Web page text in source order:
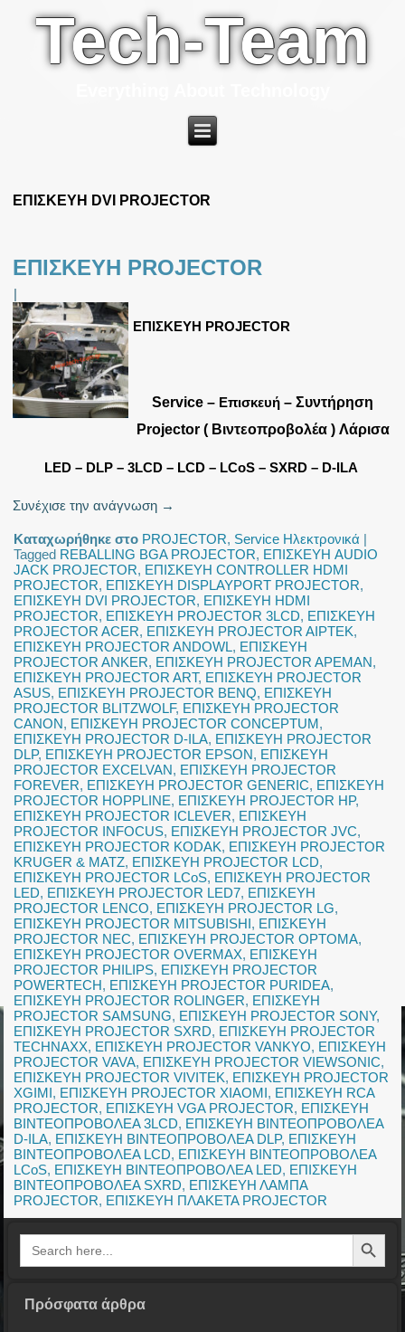
Tech-Team
ΕΠΙΣΚΕΥΗ DVI PROJECTOR
ΕΠΙΣΚΕΥΗ PROJECTOR
|
ΕΠΙΣΚΕΥΗ PROJECTOR
Service – Επισκευή – Συντήρηση
Projector ( Βιντεοπροβολέα ) Λάρισα
LED – DLP – 3LCD – LCD – LCoS – SXRD – D-ILA
Συνέχισε την ανάγνωση →
Καταχωρήθηκε στο PROJECTOR, Service Ηλεκτρονικά |
Tagged REBALLING BGA PROJECTOR, ΕΠΙΣΚΕΥΗ AUDIO
JACK PROJECTOR, ΕΠΙΣΚΕΥΗ CONTROLLER HDMI
PROJECTOR, ΕΠΙΣΚΕΥΗ DISPLAYPORT PROJECTOR,
ΕΠΙΣΚΕΥΗ DVI PROJECTOR, ΕΠΙΣΚΕΥΗ HDMI
PROJECTOR, ΕΠΙΣΚΕΥΗ PROJECTOR 3LCD, ΕΠΙΣΚΕΥΗ
PROJECTOR ACER, ΕΠΙΣΚΕΥΗ PROJECTOR AIPTEK,
ΕΠΙΣΚΕΥΗ PROJECTOR ANDOWL, ΕΠΙΣΚΕΥΗ
PROJECTOR ANKER, ΕΠΙΣΚΕΥΗ PROJECTOR APEMAN,
ΕΠΙΣΚΕΥΗ PROJECTOR ART, ΕΠΙΣΚΕΥΗ PROJECTOR
ASUS, ΕΠΙΣΚΕΥΗ PROJECTOR BENQ, ΕΠΙΣΚΕΥΗ
PROJECTOR BLITZWOLF, ΕΠΙΣΚΕΥΗ PROJECTOR
CANON, ΕΠΙΣΚΕΥΗ PROJECTOR CONCEPTUM,
ΕΠΙΣΚΕΥΗ PROJECTOR D-ILA, ΕΠΙΣΚΕΥΗ PROJECTOR
DLP, ΕΠΙΣΚΕΥΗ PROJECTOR EPSON, ΕΠΙΣΚΕΥΗ
PROJECTOR EXCELVAN, ΕΠΙΣΚΕΥΗ PROJECTOR
FOREVER, ΕΠΙΣΚΕΥΗ PROJECTOR GENERIC, ΕΠΙΣΚΕΥΗ
PROJECTOR HOPPLINE, ΕΠΙΣΚΕΥΗ PROJECTOR HP,
ΕΠΙΣΚΕΥΗ PROJECTOR ICLEVER, ΕΠΙΣΚΕΥΗ
PROJECTOR INFOCUS, ΕΠΙΣΚΕΥΗ PROJECTOR JVC,
ΕΠΙΣΚΕΥΗ PROJECTOR KODAK, ΕΠΙΣΚΕΥΗ PROJECTOR
KRUGER & MATZ, ΕΠΙΣΚΕΥΗ PROJECTOR LCD,
ΕΠΙΣΚΕΥΗ PROJECTOR LCoS, ΕΠΙΣΚΕΥΗ PROJECTOR
LED, ΕΠΙΣΚΕΥΗ PROJECTOR LED7, ΕΠΙΣΚΕΥΗ
PROJECTOR LENCO, ΕΠΙΣΚΕΥΗ PROJECTOR LG,
ΕΠΙΣΚΕΥΗ PROJECTOR MITSUBISHI, ΕΠΙΣΚΕΥΗ
PROJECTOR NEC, ΕΠΙΣΚΕΥΗ PROJECTOR OPTOMA,
ΕΠΙΣΚΕΥΗ PROJECTOR OVERMAX, ΕΠΙΣΚΕΥΗ
PROJECTOR PHILIPS, ΕΠΙΣΚΕΥΗ PROJECTOR
POWERTECH, ΕΠΙΣΚΕΥΗ PROJECTOR PURIDEA,
ΕΠΙΣΚΕΥΗ PROJECTOR ROLINGER, ΕΠΙΣΚΕΥΗ
PROJECTOR SAMSUNG, ΕΠΙΣΚΕΥΗ PROJECTOR SONY,
ΕΠΙΣΚΕΥΗ PROJECTOR SXRD, ΕΠΙΣΚΕΥΗ PROJECTOR
TECHNAXX, ΕΠΙΣΚΕΥΗ PROJECTOR VANKYO, ΕΠΙΣΚΕΥΗ
PROJECTOR VAVA, ΕΠΙΣΚΕΥΗ PROJECTOR VIEWSONIC,
ΕΠΙΣΚΕΥΗ PROJECTOR VIVITEK, ΕΠΙΣΚΕΥΗ PROJECTOR
XGIMI, ΕΠΙΣΚΕΥΗ PROJECTOR XIAOMI, ΕΠΙΣΚΕΥΗ RCA
PROJECTOR, ΕΠΙΣΚΕΥΗ VGA PROJECTOR, ΕΠΙΣΚΕΥΗ
ΒΙΝΤΕΟΠΡΟΒΟΛΕΑ 3LCD, ΕΠΙΣΚΕΥΗ ΒΙΝΤΕΟΠΡΟΒΟΛΕΑ
D-ILA, ΕΠΙΣΚΕΥΗ ΒΙΝΤΕΟΠΡΟΒΟΛΕΑ DLP, ΕΠΙΣΚΕΥΗ
ΒΙΝΤΕΟΠΡΟΒΟΛΕΑ LCD, ΕΠΙΣΚΕΥΗ ΒΙΝΤΕΟΠΡΟΒΟΛΕΑ
LCoS, ΕΠΙΣΚΕΥΗ ΒΙΝΤΕΟΠΡΟΒΟΛΕΑ LED, ΕΠΙΣΚΕΥΗ
ΒΙΝΤΕΟΠΡΟΒΟΛΕΑ SXRD, ΕΠΙΣΚΕΥΗ ΛΑΜΠΑ
PROJECTOR, ΕΠΙΣΚΕΥΗ ΠΛΑΚΕΤΑ PROJECTOR
Search
for:
Search Button
Πρόσφατα άρθρα